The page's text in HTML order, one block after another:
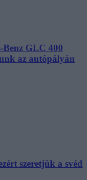
Benz GLC 400
az autópályán
szeretjük a svéd